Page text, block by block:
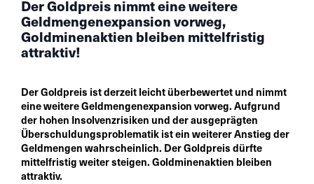
Der Goldpreis nimmt eine weitere
Geldmengenexpansion vorweg,
Goldminenaktien bleiben mittelfristig
attraktiv!
Der Goldpreis ist derzeit leicht überbewertet und nimmt
eine weitere Geldmengenexpansion vorweg. Aufgrund
der hohen Insolvenzrisiken und der ausgeprägten
Überschuldungsproblematik ist ein weiterer Anstieg der
Geldmengen wahrscheinlich. Der Goldpreis dürfte
mittelfristig weiter steigen. Goldminenaktien bleiben
attraktiv.